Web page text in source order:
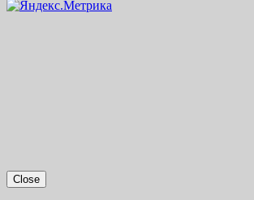
Close